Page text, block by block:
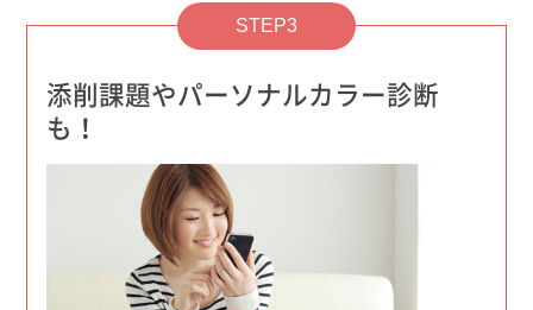
STEP3
添削課題やパーソナルカラー診断
も！